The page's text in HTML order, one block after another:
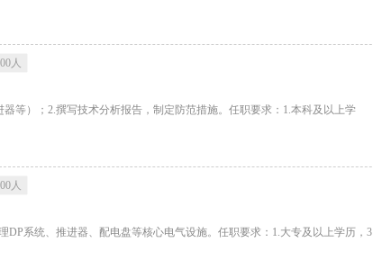
人
等）；2.撰写技术分析报告，制定防范措施。任职要求：1.本科及以上学
人
系统、推进器、配电盘等核心电气设施。任职要求：1.大专及以上学历，3